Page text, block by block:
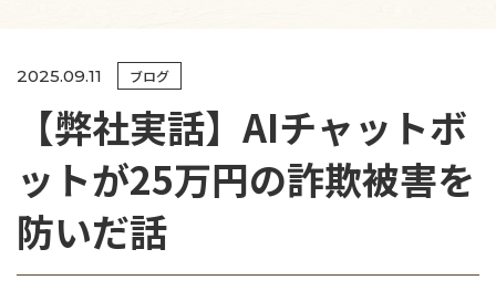
2025.09.11 ブログ
【弊社実話】AIチャットボ
ットが25万円の詐欺被害を
防いだ話